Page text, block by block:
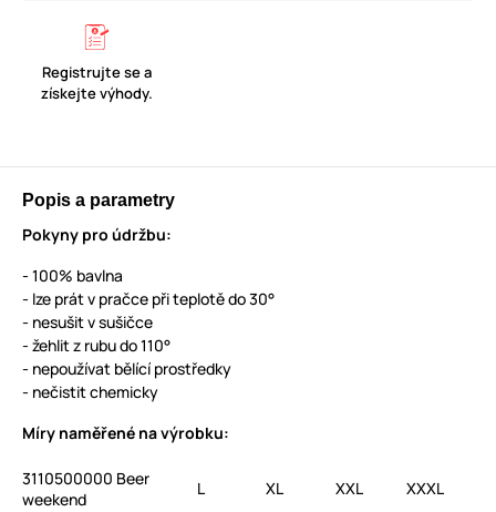
Registrujte se a
získejte výhody.
Popis a parametry
Pokyny pro údržbu:
- 100% bavlna
- lze prát v pračce při teplotě do 30°
- nesušit v sušičce
- žehlit z rubu do 110°
- nepoužívat bělící prostředky
- nečistit chemicky
Míry naměřené na výrobku:
3110500000 Beer
weekend
L XL XXL XXXL